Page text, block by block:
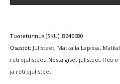
Tuotetunnus (SKU): 8646680
Osastot: Julisteet, Matkalla Lapissa,
retrojulisteet, Nostalgiset julisteet, Retro
ja retrojulisteet